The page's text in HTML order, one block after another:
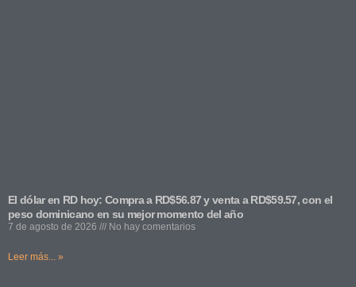
El dólar en RD hoy: Compra a RD$56.87 y venta a RD$59.57, con el
peso dominicano en su mejor momento del año
7 de agosto de 2026 No hay comentarios
Leer más... »